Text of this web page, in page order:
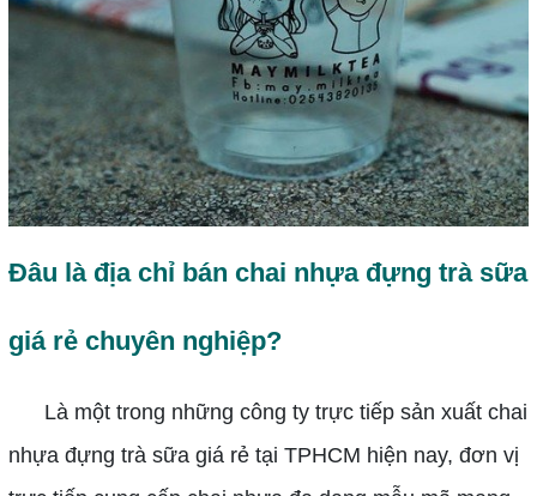
Đâu là địa chỉ bán chai nhựa đựng trà sữa
giá rẻ chuyên nghiệp?
Là một trong những công ty trực tiếp sản xuất chai
nhựa đựng trà sữa giá rẻtại TPHCM hiện nay, đơn vị